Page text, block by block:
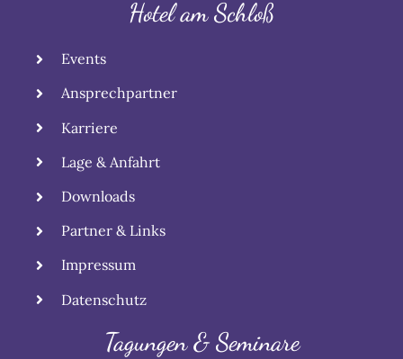
Hotel am Schloß
Events
Ansprechpartner
Karriere
Lage & Anfahrt
Downloads
Partner & Links
Impressum
Datenschutz
Tagungen & Seminare